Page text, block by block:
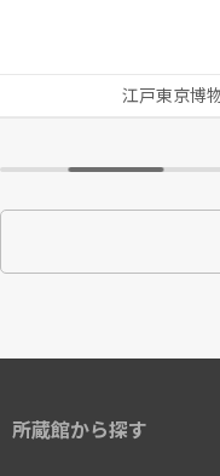
江戸東京博
所蔵館から探す